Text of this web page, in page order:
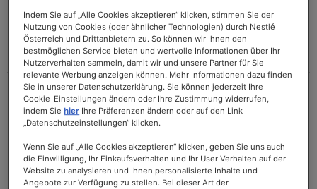
Packung mit 10 Kapseln
157,10€/kg inkl. MwSt, zzgl. Versand
IN DEN WARENKORB
PEACH & APRICOT DREAM
Aromatisierter Weißer
0%
€ 4,90
Packung mit 10 Kapseln
220,00€/kg inkl. MwSt, zzgl. Versand
Indem Sie auf „Alle Cookies akzeptieren“ klicken, stimmen Sie der
Nutzung von Cookies (oder ähnlicher Technologien) durch Nestlé
Österreich und Drittanbietern zu. So können wir Ihnen den
bestmöglichen Service bieten und wertvolle Informationen über Ihr
Nutzerverhalten sammeln, damit wir und unsere Partner für Sie
relevante Werbung anzeigen können. Mehr Informationen dazu finden
Sie in unserer Datenschutzerklärung. Sie können jederzeit Ihre
Cookie-Einstellungen ändern oder Ihre Zustimmung widerrufen,
indem Siehier Ihre Präferenzen ändern oder auf den Link
„Datenschutzeinstellungen“ klicken.
Wenn Sie auf „Alle Cookies akzeptieren“ klicken, geben Sie uns auch
die Einwilligung, Ihr Einkaufsverhalten und Ihr User Verhalten auf der
Website zu analysieren und Ihnen personalisierte Inhalte und
Angebote zur Verfügung zu stellen. Bei dieser Art der